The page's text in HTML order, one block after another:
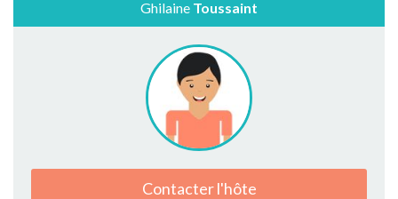
Ghilaine Toussaint
Contacter l'hôte